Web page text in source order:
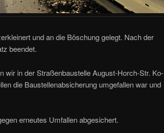
und an die Böschung gelegt. Nach der
beendet.
wir in der Straßenbaustelle August-Horch-Str. Ko-
die Baustellenabsicherung umgefallen war und
erneutes Umfallen abgesichert.